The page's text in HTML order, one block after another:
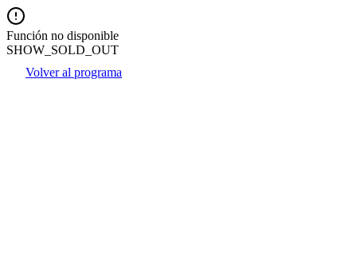
Función no disponible
SHOW_SOLD_OUT
Volver al programa